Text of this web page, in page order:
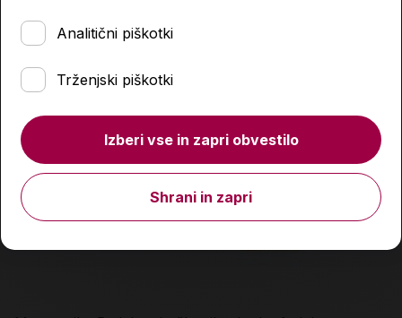
Analitični piškotki
Trženjski piškotki
Izberi vse in zapri obvestilo
Shrani in zapri